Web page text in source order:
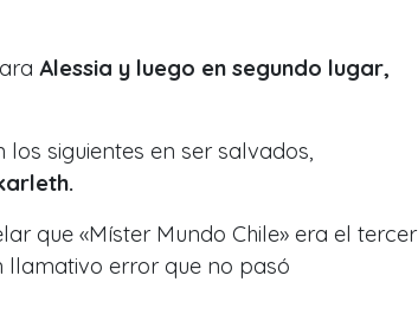
Alessia y luego en segundo lugar,
los siguientes en ser salvados,
que «Míster Mundo Chile» era el tercer
llamativo error que no pasó